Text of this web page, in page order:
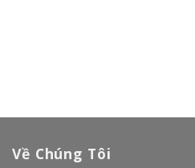
Về Chúng Tôi